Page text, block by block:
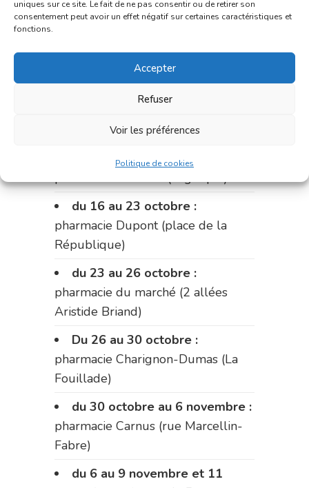
uniques sur ce site. Le fait de ne pas consentir ou de retirer son
consentement peut avoir un effet négatif sur certaines caractéristiques et
fonctions.
Accepter
Refuser
Voir les préférences
Politique de cookies
du 2 au 9 octobre :pharmacie
du 9 au 12 octobre:
Carnus (rue Marcellin-Fabre)
Charignon-Dumas (La Fouillade)
du 12 au 16 octobre :
pharmacie Palobart (Laguépie)
du 16 au 23 octobre :
pharmacie Dupont (place de la
République)
du 23 au 26 octobre :
pharmacie du marché (2 allées
Aristide Briand)
Du 26 au 30 octobre :
pharmacie Charignon-Dumas (La
Fouillade)
du 30 octobre au 6 novembre :
pharmacie Carnus (rue Marcellin-
Fabre)
du 6 au 9 novembre et 11